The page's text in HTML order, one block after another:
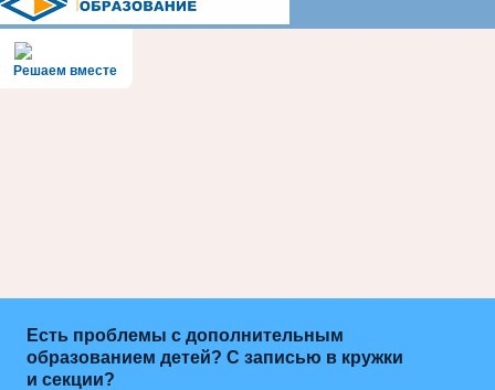
Решаем вместе
Есть проблемы с дополнительным
образованием детей? С записью в кружки
и секции?